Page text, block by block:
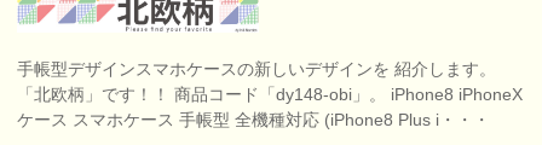
手帳型デザインスマホケースの新しいデザインを 紹介します。
「北欧柄」です！！ 商品コード「dy148-obi」。 iPhone8 iPhoneX
ケース スマホケース 手帳型 全機種対応 (iPhone8 Plus i・・・